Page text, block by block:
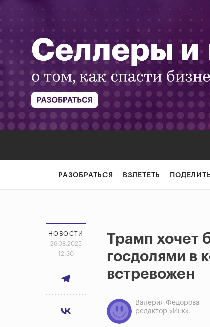
РАЗОБРАТЬСЯ ВЗЛЕТЕТЬ
НОВОСТИ
26.08.2025
12:30
Трамп хочет
госдолями в
встревожен
Валерия Федорова
редактор «Инк».